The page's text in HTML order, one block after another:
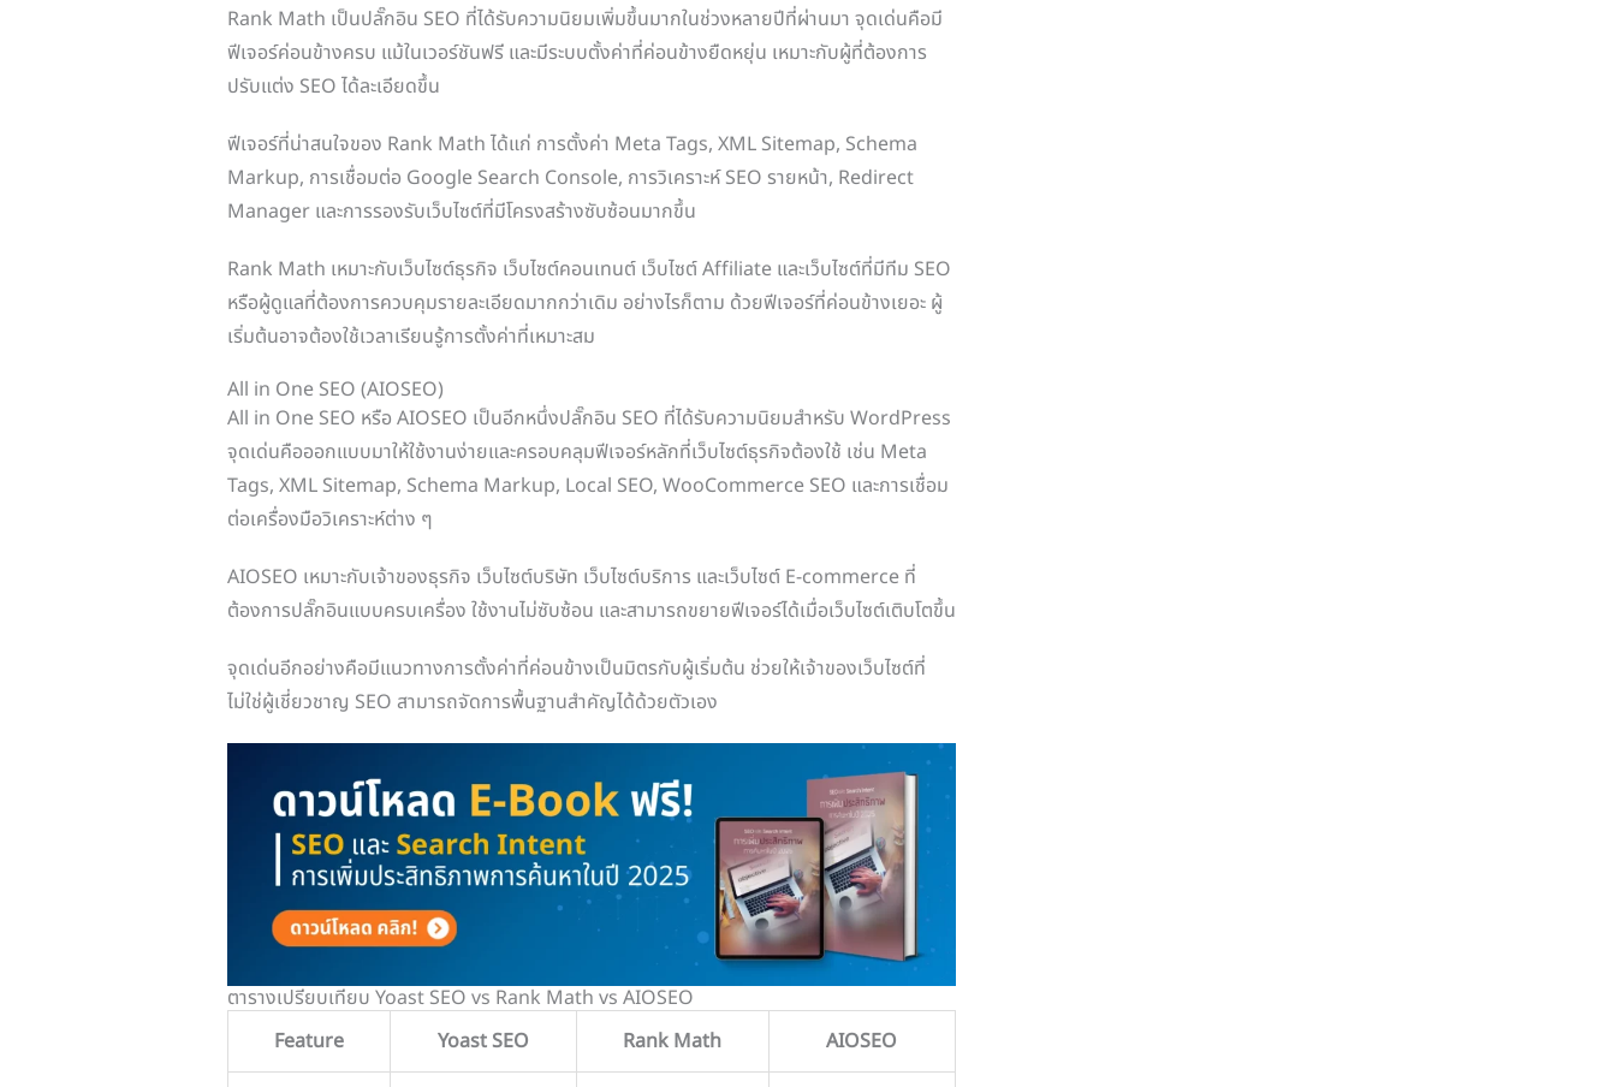
Rank Math เป็นปลั๊กอิน SEO ที่ได้รับความนิยมเพิ่มขึ้นมากในช่วงหลายปีที่ผ่านมา จุดเด่นคือมี
ฟีเจอร์ค่อนข้างครบ แม้ในเวอร์ชันฟรี และมีระบบตั้งค่าที่ค่อนข้างยืดหยุ่น เหมาะกับผู้ที่ต้องการ
ปรับแต่ง SEO ได้ละเอียดขึ้น
ฟีเจอร์ที่น่าสนใจของ Rank Math ได้แก่ การตั้งค่า Meta Tags, XML Sitemap, Schema
Markup, การเชื่อมต่อ Google Search Console, การวิเคราะห์ SEO รายหน้า, Redirect
Manager และการรองรับเว็บไซต์ที่มีโครงสร้างซับซ้อนมากขึ้น
Rank Math เหมาะกับเว็บไซต์ธุรกิจ เว็บไซต์คอนเทนต์ เว็บไซต์ Affiliate และเว็บไซต์ที่มีทีม SEO
หรือผู้ดูแลที่ต้องการควบคุมรายละเอียดมากกว่าเดิม อย่างไรก็ตาม ด้วยฟีเจอร์ที่ค่อนข้างเยอะ ผู้
เริ่มต้นอาจต้องใช้เวลาเรียนรู้การตั้งค่าที่เหมาะสม
All in One SEO (AIOSEO)
All in One SEO หรือ AIOSEO เป็นอีกหนึ่งปลั๊กอิน SEO ที่ได้รับความนิยมสำหรับ WordPress
จุดเด่นคือออกแบบมาให้ใช้งานง่ายและครอบคลุมฟีเจอร์หลักที่เว็บไซต์ธุรกิจต้องใช้ เช่น Meta
Tags, XML Sitemap, Schema Markup, Local SEO, WooCommerce SEO และการเชื่อม
ต่อเครื่องมือวิเคราะห์ต่าง ๆ
AIOSEO เหมาะกับเจ้าของธุรกิจ เว็บไซต์บริษัท เว็บไซต์บริการ และเว็บไซต์ E-commerce ที่
ต้องการปลั๊กอินแบบครบเครื่อง ใช้งานไม่ซับซ้อน และสามารถขยายฟีเจอร์ได้เมื่อเว็บไซต์เติบโตขึ้น
จุดเด่นอีกอย่างคือมีแนวทางการตั้งค่าที่ค่อนข้างเป็นมิตรกับผู้เริ่มต้น ช่วยให้เจ้าของเว็บไซต์ที่
ไม่ใช่ผู้เชี่ยวชาญ SEO สามารถจัดการพื้นฐานสำคัญได้ด้วยตัวเอง
ตารางเปรียบเทียบ Yoast SEO vs Rank Math vs AIOSEO
Feature
Yoast SEO Rank Math AIOSEO